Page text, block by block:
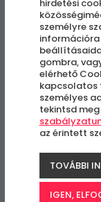
| 90 perc
hirdetési
személyre
információra
gombra,
elérhető
kapcsolatos
személyes
tekintsd meg
az érintett
TOVÁBBI
IGEN,